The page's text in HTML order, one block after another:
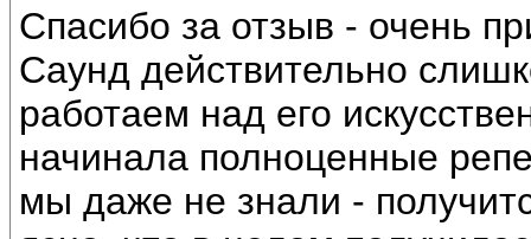
Спасибо за отзыв - очень
Саунд действительно
работаем над его
начинала полноценные
мы даже не знали -